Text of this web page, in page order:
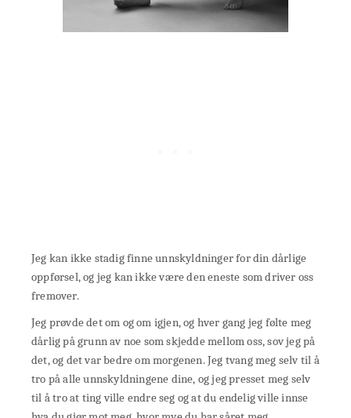
Jeg kan ikke stadig finne unnskyldninger for din dårlige
oppførsel, og jeg kan ikke være den eneste som driver oss
fremover.
Jeg prøvde det om og om igjen, og hver gang jeg følte meg
dårlig på grunn av noe som skjedde mellom oss, sov jeg på
det, og det var bedre om morgenen. Jeg tvang meg selv til å
tro på alle unnskyldningene dine, og jeg presset meg selv
til å tro at ting ville endre seg og at du endelig ville innse